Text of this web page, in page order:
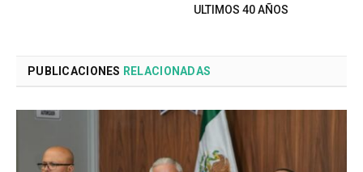
ULTIMOS 40 AÑOS
PUBLICACIONES RELACIONADAS